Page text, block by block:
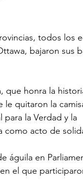
todos los
bajaron sus
que honra la
quitaron la
la Verdad y la
como acto de
águila en
el que